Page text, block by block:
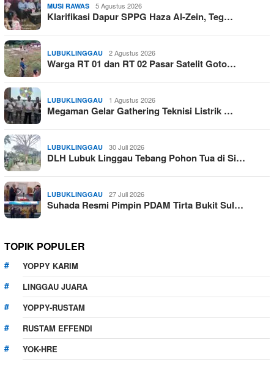
MUSI RAWAS 5 Agustus 2026
Klarifikasi Dapur SPPG Haza Al-Zein, Teg…
LUBUKLINGGAU 2 Agustus 2026
Warga RT 01 dan RT 02 Pasar Satelit Goto…
LUBUKLINGGAU 1 Agustus 2026
Megaman Gelar Gathering Teknisi Listrik …
LUBUKLINGGAU 30 Juli 2026
DLH Lubuk Linggau Tebang Pohon Tua di Si…
LUBUKLINGGAU 27 Juli 2026
Suhada Resmi Pimpin PDAM Tirta Bukit Sul…
TOPIK POPULER
YOPPY KARIM
LINGGAU JUARA
YOPPY-RUSTAM
RUSTAM EFFENDI
YOK-HRE